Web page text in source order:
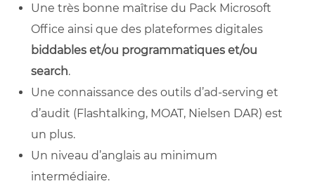
Une très bonne maîtrise du Pack Microsoft
Office ainsi que des plateformes digitales
biddables et/ou programmatiques et/ou
search.
Une connaissance des outils d’ad‑serving et
d’audit (Flashtalking, MOAT, Nielsen DAR) est
un plus.
Un niveau d’anglais au minimum
intermédiaire.